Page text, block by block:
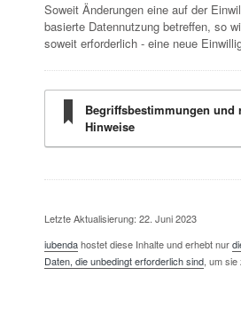
Soweit Änderungen eine auf der
basierte Datennutzung betreffen, so
soweit erforderlich - eine neue
Begriffsbestimmungen und
Hinweise
Letzte Aktualisierung: 22. Juni 2023
iubendahostet diese Inhalte und erhebt nur
Daten, die unbedingt erforderlich sind , um